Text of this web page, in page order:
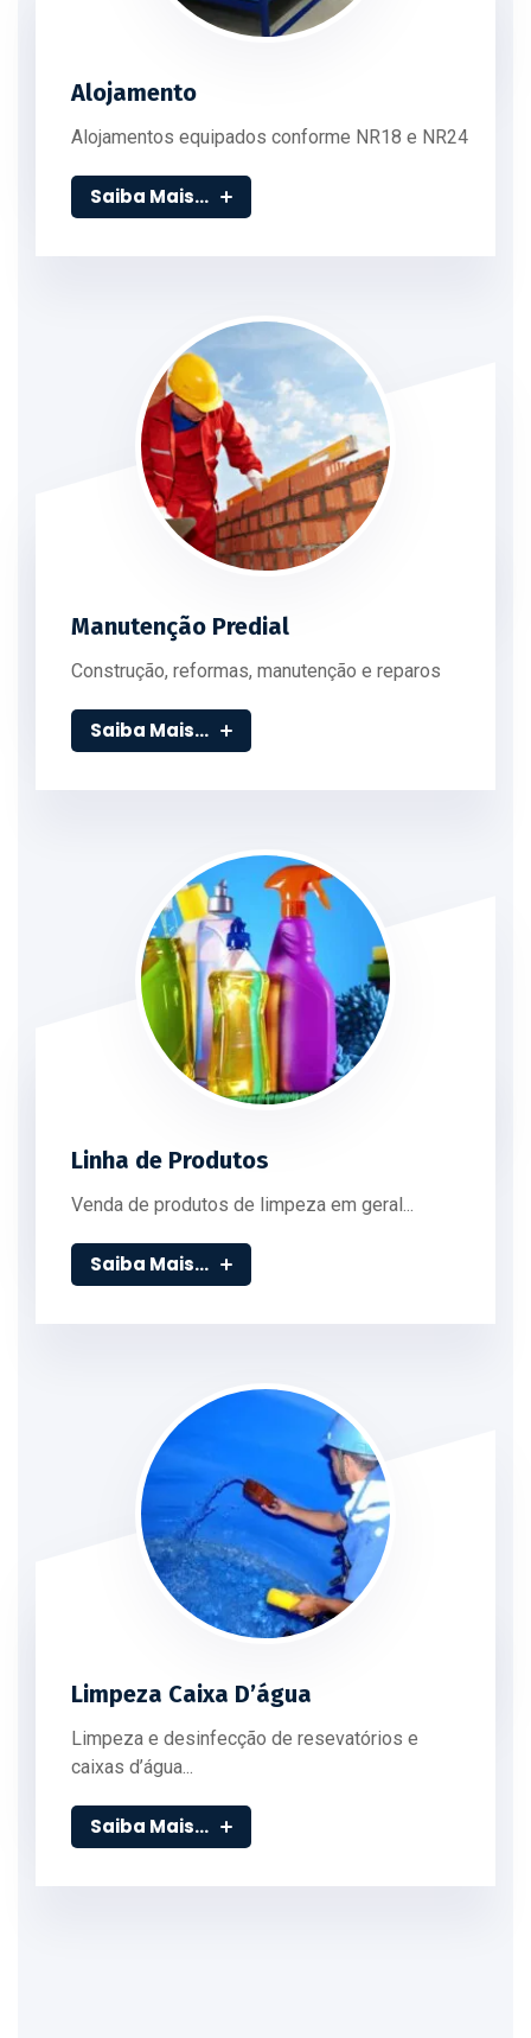
Alojamento
Alojamentos equipados conforme NR18 e NR24
Saiba Mais...
Manutenção Predial
Construção, reformas, manutenção e reparos
Saiba Mais...
Linha de Produtos
Venda de produtos de limpeza em geral...
Saiba Mais...
Limpeza Caixa D’água
Limpeza e desinfecção de resevatórios e
caixas d’água...
Saiba Mais...